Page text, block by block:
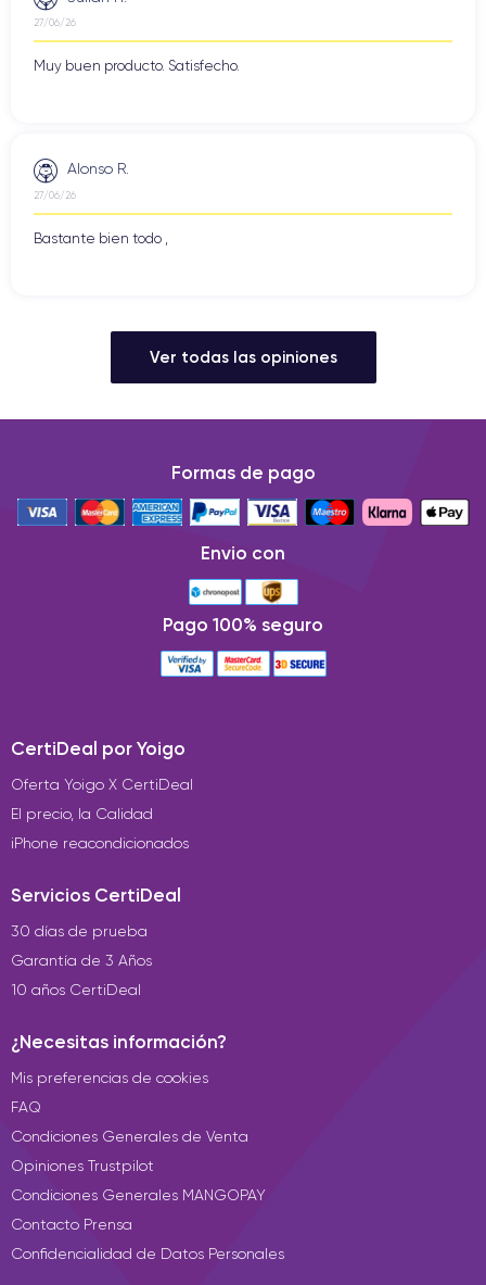
27/06/26
Muy buen producto. Satisfecho.
Alonso R.
27/06/26
Bastante bien todo ,
Ver todas las opiniones
Formas de pago
Envio con
Pago 100% seguro
CertiDeal por Yoigo
Oferta Yoigo X CertiDeal
El precio, la Calidad
iPhone reacondicionados
Servicios CertiDeal
30 días de prueba
Garantía de 3 Años
10 años CertiDeal
¿Necesitas información?
Mis preferencias de cookies
FAQ
Condiciones Generales de Venta
Opiniones Trustpilot
Condiciones Generales MANGOPAY
Contacto Prensa
Confidencialidad de Datos Personales